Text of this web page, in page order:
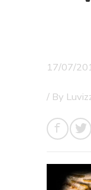
17/07/
/ By